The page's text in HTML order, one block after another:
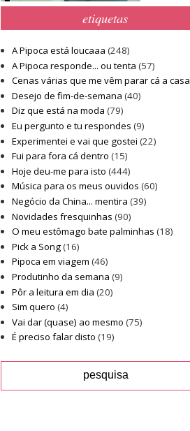
etiquetas
A Pipoca está loucaaa (248)
A Pipoca responde... ou tenta (57)
Cenas várias que me vêm parar cá a casa
Desejo de fim-de-semana (40)
Diz que está na moda (79)
Eu pergunto e tu respondes (9)
Experimentei e vai que gostei (22)
Fui para fora cá dentro (15)
Hoje deu-me para isto (444)
Música para os meus ouvidos (60)
Negócio da China... mentira (39)
Novidades fresquinhas (90)
O meu estômago bate palminhas (18)
Pick a Song(16)
Pipoca em viagem (46)
Produtinho da semana (9)
Pôr a leitura em dia (20)
Sim quero (4)
Vai dar (quase) ao mesmo (75)
É preciso falar disto (19)